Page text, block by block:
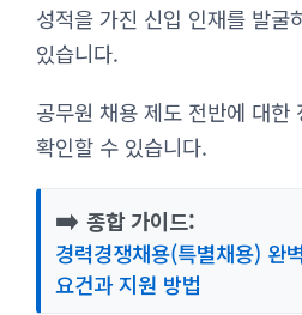
성적을 가진 신입 인재를 발굴
있습니다.
공무원 채용 제도 전반에 대한
확인할 수 있습니다.
➡️ 종합 가이드:
경력경쟁채용(특별채용) 완
요건과 지원 방법